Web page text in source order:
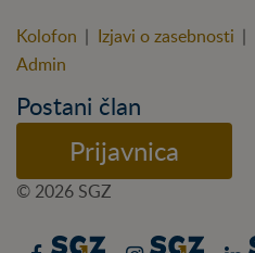
Kolofon | Izjavi o zasebnosti |
Admin
Postani član
Prijavnica
© 2026 SGZ